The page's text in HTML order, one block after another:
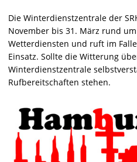
Die Winterdienstzentrale der
November bis 31. März rund
Wetterdiensten und ruft im
Einsatz. Sollte die Witterung
Winterdienstzentrale
Rufbereitschaften stehen.